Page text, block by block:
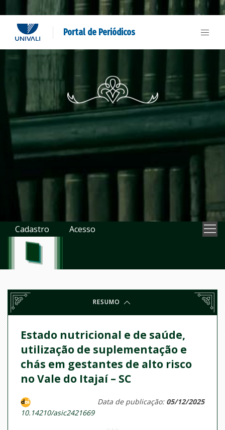
Portal de Periódicos
Cadastro Acesso
RESUMO
Estado nutricional e de saúde,
utilização de suplementação e
chás em gestantes de alto risco
no Vale do Itajaí – SC
10.14210/asic2421669
Data de publicação: 05/12/2025